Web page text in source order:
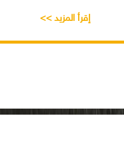
إقرأ المزيد >>